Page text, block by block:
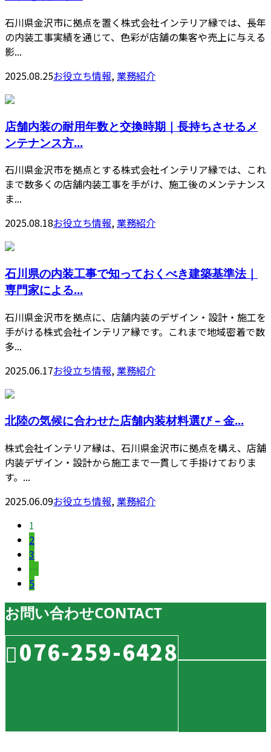
石川県金沢市に拠点を置く株式会社インテリア縁では、長年
の内装工事実績を通じて、色彩が店舗の集客や売上に与える
影...
2025.08.25お役立ち情報,業務紹介
店舗内装の耐用年数と交換時期｜長持ちさせるメ
ンテナンス方...
石川県金沢市を拠点とする株式会社インテリア縁では、これ
まで数多くの店舗内装工事を手がけ、施工後のメンテナンス
ま...
2025.08.18お役立ち情報,業務紹介
石川県の内装工事で知っておくべき建築基準法｜
専門家による...
石川県金沢市を拠点に、店舗内装のデザイン・設計・施工を
手がける株式会社インテリア縁です。これまで地域密着で数
多...
2025.06.17お役立ち情報, 業務紹介
北陸の気候に合わせた店舗内装材料選び – 金...
株式会社インテリア縁は、石川県金沢市に拠点を構え、店舗
内装デザイン・設計から施工まで一貫して手掛けておりま
す。...
2025.06.09お役立ち情報,業務紹介
1
2
3
…
5
お問い合わせCONTACT
076-259-6428